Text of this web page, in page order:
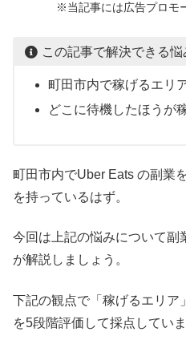
※当記事には広告プロモ
この記事で解決できる悩
町田市内で稼げるエリ
どこに待機したほうが
町田市内でUber Eats の副業
を持っているはず。
今回は上記の悩みについて副
が解説しましょう。
下記の観点で「稼げるエリア
を5段階評価して採点していま